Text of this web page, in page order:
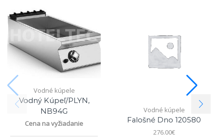
Vodné kúpele
Vodný Kúpeľ/PLYN,
NB94G
Cena na vyžiadanie
Vodné kúpele
Falošné Dno 120580
276.00€